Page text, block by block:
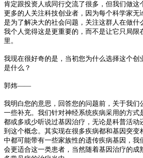
肯定跟投资人或同行交流了很多，但我们做这
更多的人关注科技创业者， 因为每个科学家无
是为了解决大的社会问题，关注这群人在做什
我个人觉得这是更重要的，而不是让它只局限
里。
我现在很好奇的是，当初您为什么选择这个创
是什么？
郭炜——
我明白您的意思，回答您的问题前，关于我们
一些补充。我们针对神经系统疾病采用的方式
都或多或少听说过基因治疗，无论是科普活动
到这个概念。其实现在很多疾病都和基因突变
中都可能带有一些家族性的遗传疾病基因，我
会更适合这一类患者，当然随着基因治疗的成